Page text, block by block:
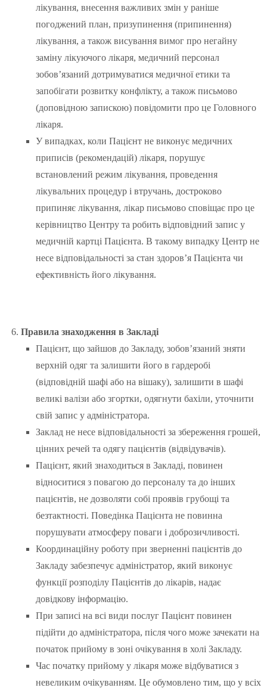
лікування, внесення важливих змін у раніше
погоджений план, призупинення (припинення)
лікування, а також висування вимог про негайну
заміну лікуючого лікаря, медичний персонал
зобов’язаний дотримуватися медичної етики та
запобігати розвитку конфлікту, а також письмово
(доповідною запискою) повідомити про це Головного
лікаря.
У випадках, коли Пацієнт не виконує медичних
приписів (рекомендацій) лікаря, порушує
встановлений режим лікування, проведення
лікувальних процедур і втручань, достроково
припиняє лікування, лікар письмово сповіщає про це
керівництво Центру та робить відповідний запис у
медичній картці Пацієнта. В такому випадку Центр не
несе відповідальності за стан здоров’я Пацієнта чи
ефективність його лікування.
Правила знаходження в Закладі
Пацієнт, що зайшов до Закладу, зобов’язаний зняти
верхній одяг та залишити його в гардеробі
(відповідній шафі або на вішаку), залишити в шафі
великі валізи або згортки, одягнути бахіли, уточнити
свій запис у адміністратора.
Заклад не несе відповідальності за збереження грошей,
цінних речей та одягу пацієнтів (відвідувачів).
Пацієнт, який знаходиться в Закладі, повинен
відноситися з повагою до персоналу та до інших
пацієнтів, не дозволяти собі проявів грубощі та
безтактності. Поведінка Пацієнта не повинна
порушувати атмосферу поваги і доброзичливості.
Координаційну роботу при зверненні пацієнтів до
Закладу забезпечує адміністратор, який виконує
функції розподілу Пацієнтів до лікарів, надає
довідкову інформацію.
При записі на всі види послуг Пацієнт повинен
підійти до адміністратора, після чого може зачекати на
початок прийому в зоні очікування в холі Закладу.
Час початку прийому у лікаря може відбуватися з
невеликим очікуванням. Це обумовлено тим, що у всіх